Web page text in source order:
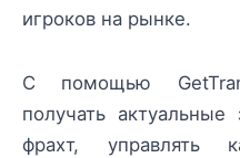
игроков на рынке.
С помощью
получать
фрахт, управлять